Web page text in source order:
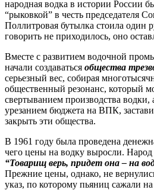
народная водка в истории России
“рыковкой” в честь председателя
Поллитровая бутылка стоила один
говорить не приходилось, оно
Вместе с развитием водочной
начали создаваться общества
серьезный вес, собирая
общественный резонанс, который
свертыванием производства водки,
урезанием бюджета на ВПК,
закрыть эти общества.
В 1961 году была проведена
чего цены на водку выросли. Народ
“Товарищ верь, придет она – на
Прежние цены, однако, не
указ, по которому пьяниц сажали